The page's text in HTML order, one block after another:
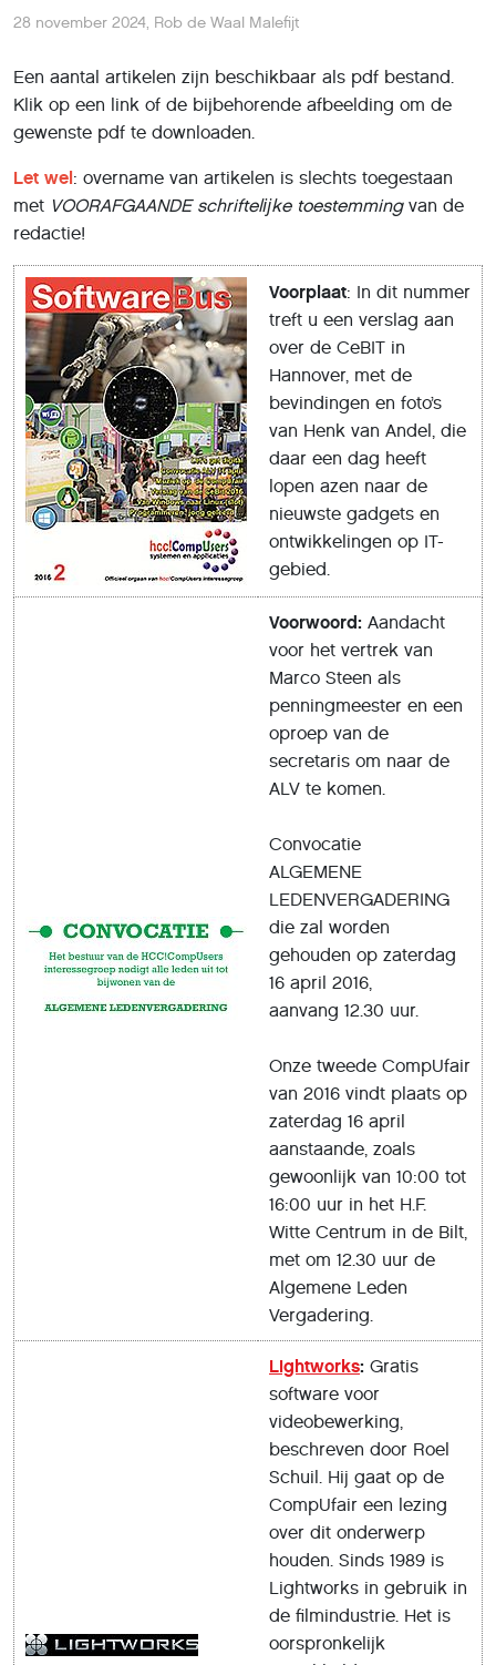
28 november 2024, Rob de Waal Malefijt
Een aantal artikelen zijn beschikbaar als pdf bestand.
Klik op een link of de bijbehorende afbeelding om de
gewenste pdf te downloaden.
Let wel: overname van artikelen is slechts toegestaan
met VOORAFGAANDE schriftelĳke toestemmingvan de
redactie!
Voorplaat: In dit nummer
treft u een verslag aan
over de CeBIT in
Hannover, met de
bevindingen en foto’s
van Henk van Andel, die
daar een dag heeft
lopen azen naar de
nieuwste gadgets en
ontwikkelingen op IT-
gebied.
Voorwoord: Aandacht
voor het vertrek van
Marco Steen als
penningmeester en een
oproep van de
secretaris om naar de
ALV te komen.
Convocatie
ALGEMENE
LEDENVERGADERING
die zal worden
gehouden op zaterdag
16 april 2016,
aanvang 12.30 uur.
Onze tweede CompUfair
van 2016 vindt plaats op
zaterdag 16 april
aanstaande, zoals
gewoonlijk van 10:00 tot
16:00 uur in het H.F.
Witte Centrum in de Bilt,
met om 12.30 uur de
Algemene Leden
Vergadering.
Lightworks: Gratis
software voor
videobewerking,
beschreven door Roel
Schuil. Hij gaat op de
CompUfair een lezing
over dit onderwerp
houden. Sinds 1989 is
Lightworks in gebruik in
de filmindustrie. Het is
oorspronkelijk